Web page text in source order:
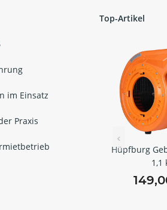
im Einsatz
Praxis
Top-Artikel
Flight Case für
Hüpfburg
1,1